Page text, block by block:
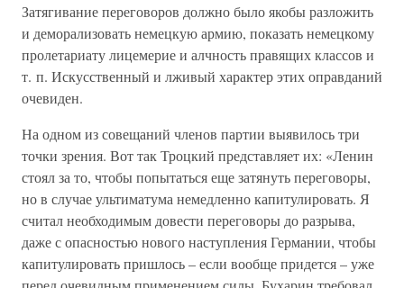
Затягивание переговоров должно было якобы разложить
и деморализовать немецкую армию, показать немецкому
пролетариату лицемерие и алчность правящих классов и
т. п. Искусственный и лживый характер этих оправданий
очевиден.
На одном из совещаний членов партии выявилось три
точки зрения. Вот так Троцкий представляет их: «Ленин
стоял за то, чтобы попытаться еще затянуть переговоры,
но в случае ультиматума немедленно капитулировать. Я
считал необходимым довести переговоры до разрыва,
даже с опасностью нового наступления Германии, чтобы
капитулировать пришлось – если вообще придется – уже